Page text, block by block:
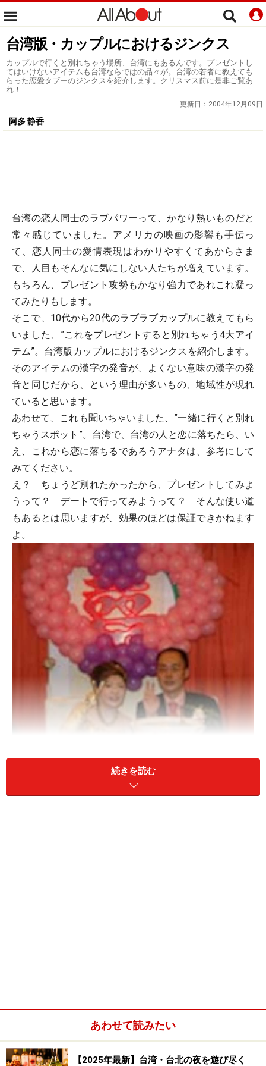
台湾版・カップルにおけるジンクス
カップルで行くと別れちゃう場所、台湾にもあるんです。プレゼントし
てはいけないアイテムも台湾ならではの品々が。台湾の若者に教えても
らった恋愛タブーのジンクスを紹介します。クリスマス前に是非ご覧あ
れ！
更新日： 2004年12月09日
阿多 静香
台湾の恋人同士のラブパワーって、かなり熱いものだと
常々感じていました。アメリカの映画の影響も手伝っ
て、恋人同士の愛情表現はわかりやすくてあからさま
で、人目もそんなに気にしない人たちが増えています。
もちろん、プレゼント攻勢もかなり強力であれこれ凝っ
てみたりもします。
そこで、10代から20代のラブラブカップルに教えてもら
いました、”これをプレゼントすると別れちゃう4大アイ
テム”。台湾版カップルにおけるジンクスを紹介します。
そのアイテムの漢字の発音が、よくない意味の漢字の発
音と同じだから、という理由が多いもの、地域性が現れ
ていると思います。
あわせて、これも聞いちゃいました、”一緒に行くと別れ
ちゃうスポット”。台湾で、台湾の人と恋に落ちたら、い
え、これから恋に落ちるであろうアナタは、参考にして
みてください。
え？ ちょうど別れたかったから、プレゼントしてみよ
うって？ デートで行ってみようって？ そんな使い道
もあるとは思いますが、効果のほどは保証できかねます
よ。
※特別編：別れちゃったらまた出会いたい、彼氏彼女が
靴を見つけたら、自分の靴は自分で買うの
がいいそうです。他の理由としては、鞋の
発音（シエ）と邪の発音（シエ）が同じ
で、自分のパートナーに”よこしまな気持
続きを読む
あわせて読みたい
【2025年最新】台湾・台北の夜を遊び尽く